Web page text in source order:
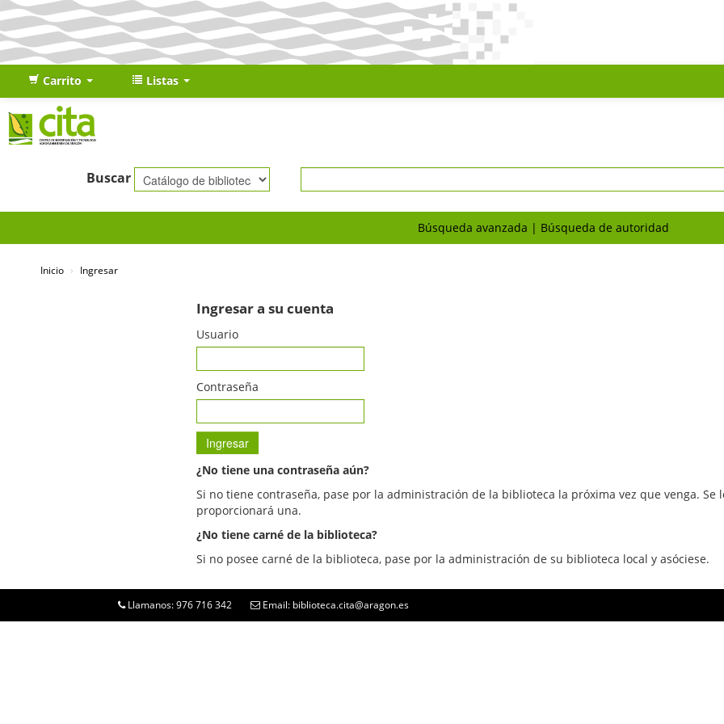
Carrito Listas
Buscar
Búsqueda avanzada Búsqueda de autoridad
Inicio › Ingresar
Ingresar a su cuenta
Usuario
Contraseña
¿No tiene una contraseña aún?
Si no tiene contraseña, pase por la administración de la biblioteca la próxima vez que venga. Se
proporcionará una.
¿No tiene carné de la biblioteca?
Si no posee carné de la biblioteca, pase por la administración de su biblioteca local y asóciese.
Llamanos: 976 716 342 Email: biblioteca.cita@aragon.es